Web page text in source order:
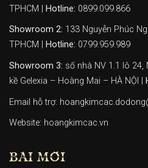
TPHCM |
Hotline: 0899.099.866
Showroom 2: 133 Nguyễn Phúc
TPHCM |
Hotline: 0799.959.989
Showroom 3: số nhà NV 1.1 lô 24,
kề Gelexia – Hoàng Mai – HÀ NỘI |
Email hỗ trợ:
Website: hoangkimcac.vn
BÀI MỚI